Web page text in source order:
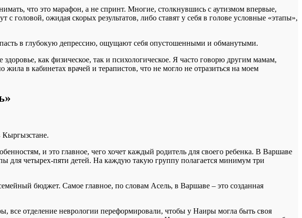
что это марафон, а не спринт. Многие, столкнувшись с аутизмом впервые,
головой, ожидая скорых результатов, либо ставят у себя в голове условные «этапы»,
в глубокую депрессию, ощущают себя опустошенными и обманутыми.
как физическое, так и психологическое. Я часто говорю другим мамам,
в кабинетах врачей и терапистов, что не могло не отразиться на моем
Кыргызстане.
и это главное, чего хочет каждый родитель для своего ребенка. В Варшаве
для четырех-пяти детей. На каждую такую группу полагается минимум три
бюджет. Самое главное, по словам Асель, в Варшаве – это созданная
все отделение неврологии переформировали, чтобы у Наиры могла быть своя